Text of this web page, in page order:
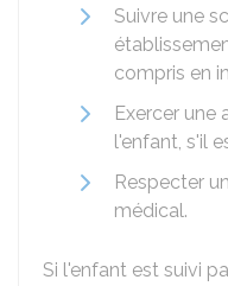
Suivre une
compris en
Exercer une
l'enfant, s'il
Respecter
médical.
Si l'enfant est suivi